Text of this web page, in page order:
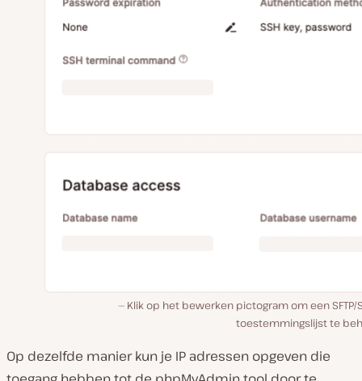
Klik op het bewerken pictogram om een SFTP/
toestemmingslijst te
Op dezelfde manier kun je IP adressen opgeven die